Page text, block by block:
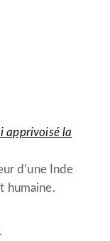
apprivoisé la
d’une Inde
humaine.